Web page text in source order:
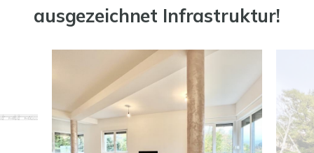
ausgezeichnet Infrastruktur!